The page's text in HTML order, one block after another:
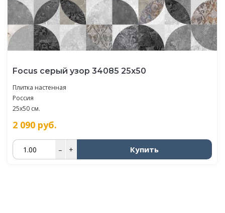
Focus серый узор 34085 25х50
Плитка настенная
Россия
25x50 см.
2 090 руб.
– + Купить